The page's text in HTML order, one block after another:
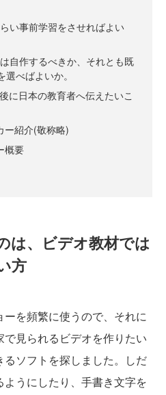
い事前学習をさせればよい
自作するべきか、それとも既
選べばよいか。
に日本の教育者へ伝えたいこ
ー紹介(敬称略)
概要
は、ビデオ教材では
方
を頻繁に使うので、それに
見られるビデオを作りたい
ソフトを探しました。しだ
うにしたり、手書き文字を